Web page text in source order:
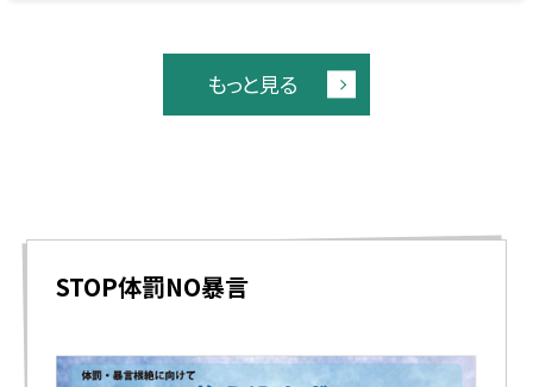
もっと見る
STOP体罰NO暴言